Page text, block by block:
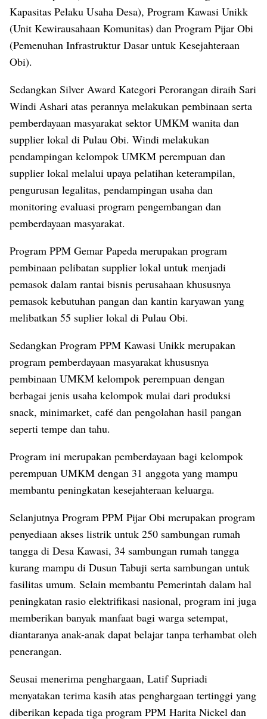
Kapasitas Pelaku Usaha Desa), Program Kawasi Unikk
(Unit Kewirausahaan Komunitas) dan Program Pijar Obi
(Pemenuhan Infrastruktur Dasar untuk Kesejahteraan
Obi).
Sedangkan Silver Award Kategori Perorangan diraih Sari
Windi Ashari atas perannya melakukan pembinaan serta
pemberdayaan masyarakat sektor UMKM wanita dan
supplier lokal di Pulau Obi. Windi melakukan
pendampingan kelompok UMKM perempuan dan
supplier lokal melalui upaya pelatihan keterampilan,
pengurusan legalitas, pendampingan usaha dan
monitoring evaluasi program pengembangan dan
pemberdayaan masyarakat.
Program PPM Gemar Papeda merupakan program
pembinaan pelibatan supplier lokal untuk menjadi
pemasok dalam rantai bisnis perusahaan khususnya
pemasok kebutuhan pangan dan kantin karyawan yang
melibatkan 55 suplier lokal di Pulau Obi.
Sedangkan Program PPM Kawasi Unikk merupakan
program pemberdayaan masyarakat khususnya
pembinaan UMKM kelompok perempuan dengan
berbagai jenis usaha kelompok mulai dari produksi
snack, minimarket, café dan pengolahan hasil pangan
seperti tempe dan tahu.
Program ini merupakan pemberdayaan bagi kelompok
perempuan UMKM dengan 31 anggota yang mampu
membantu peningkatan kesejahteraan keluarga.
Selanjutnya Program PPM Pijar Obi merupakan program
penyediaan akses listrik untuk 250 sambungan rumah
tangga di Desa Kawasi, 34 sambungan rumah tangga
kurang mampu di Dusun Tabuji serta sambungan untuk
fasilitas umum. Selain membantu Pemerintah dalam hal
peningkatan rasio elektrifikasi nasional, program ini juga
memberikan banyak manfaat bagi warga setempat,
diantaranya anak-anak dapat belajar tanpa terhambat oleh
penerangan.
Seusai menerima penghargaan, Latif Supriadi
menyatakan terima kasih atas penghargaan tertinggi yang
diberikan kepada tiga program PPM Harita Nickel dan